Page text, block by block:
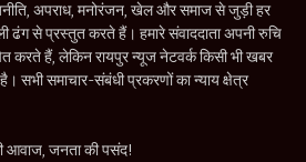
अपराध, मनोरंजन, खेल और समाज से जुड़ी हर
ढंग से प्रस्तुत करते हैं। हमारे संवाददाता अपनी रुचि
करते हैं, लेकिन रायपुर न्यूज नेटवर्क किसी भी खबर
सभी समाचार-संबंधी प्रकरणों का न्याय क्षेत्र
आवाज, जनता की पसंद!